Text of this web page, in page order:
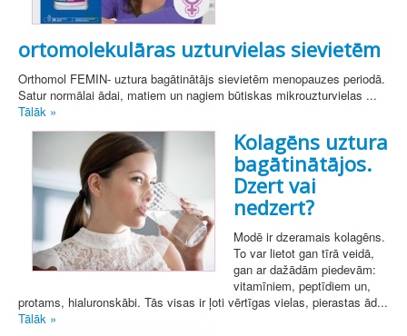
ortomolekulāras uzturvielas sievietēm
Orthomol FEMIN- uztura bagātinātājs sievietēm menopauzes periodā.
Satur normālai ādai, matiem un nagiem būtiskas mikrouzturvielas ...
Tālāk »
Kolagēns uztura
bagātinātājos.
Dzert vai
nedzert?
Modē ir dzeramais kolagēns.
To var lietot gan tīrā veidā,
gan ar dažādām piedevām:
vitamīniem, peptīdiem un,
protams, hialuronskābi. Tās visas ir ļoti vērtīgas vielas, pierastas ād...
Tālāk »